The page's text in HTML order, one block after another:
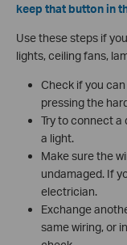
keep that button in
Use these steps if
lights, ceiling fans,
Check if you
pressing the
Try to connect a
a light.
Make sure the
undamaged. If
electrician.
Exchange
same wiring, or